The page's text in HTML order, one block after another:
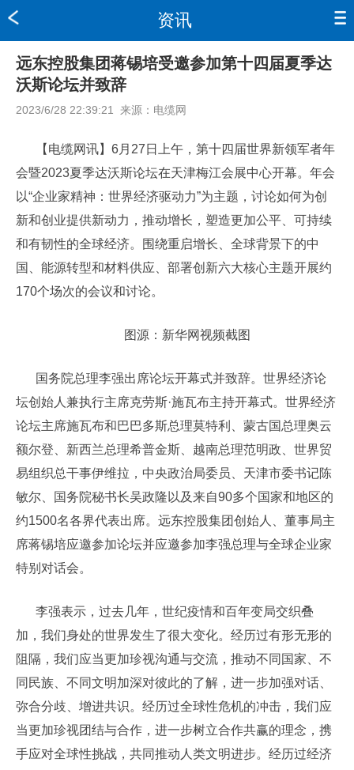
资讯
远东控股集团蒋锡培受邀参加第十四届夏季达
沃斯论坛并致辞
2023/6/28 22:39:21 来源： 电缆网
【电缆网讯】6月27日上午，第十四届世界新领军者年
会暨2023夏季达沃斯论坛在天津梅江会展中心开幕。年会
以“企业家精神：世界经济驱动力”为主题，讨论如何为创
新和创业提供新动力，推动增长，塑造更加公平、可持续
和有韧性的全球经济。围绕重启增长、全球背景下的中
国、能源转型和材料供应、部署创新六大核心主题开展约
170个场次的会议和讨论。
图源：新华网视频截图
国务院总理李强出席论坛开幕式并致辞。世界经济论
坛创始人兼执行主席克劳斯·施瓦布主持开幕式。世界经济
论坛主席施瓦布和巴巴多斯总理莫特利、蒙古国总理奥云
额尔登、新西兰总理希普金斯、越南总理范明政、世界贸
易组织总干事伊维拉，中央政治局委员、天津市委书记陈
敏尔、国务院秘书长吴政隆以及来自90多个国家和地区的
约1500名各界代表出席。远东控股集团创始人、董事局主
席蒋锡培应邀参加论坛并应邀参加李强总理与全球企业家
特别对话会。
李强表示，过去几年，世纪疫情和百年变局交织叠
加，我们身处的世界发生了很大变化。经历过有形无形的
阻隔，我们应当更加珍视沟通与交流，推动不同国家、不
同民族、不同文明加深对彼此的了解，进一步加强对话、
弥合分歧、增进共识。经历过全球性危机的冲击，我们应
当更加珍视团结与合作，进一步树立合作共赢的理念，携
手应对全球性挑战，共同推动人类文明进步。经历过经济